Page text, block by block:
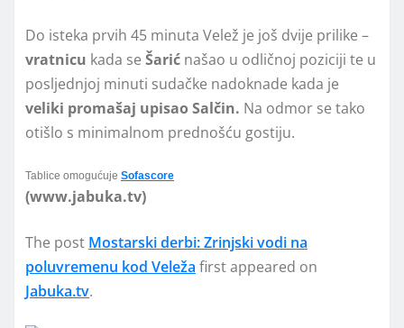
Do isteka prvih 45 minuta Velež je još dvije prilike –
vratnicu kada se Šarić našao u odličnoj poziciji te u
posljednjoj minuti sudačke nadoknade kada je
veliki promašaj upisao Salčin. Na odmor se tako
otišlo s minimalnom prednošću gostiju.
Tablice omogućuje Sofascore
(www.jabuka.tv)
The post Mostarski derbi: Zrinjski vodi na
poluvremenu kod Veleža first appeared on
Jabuka.tv.